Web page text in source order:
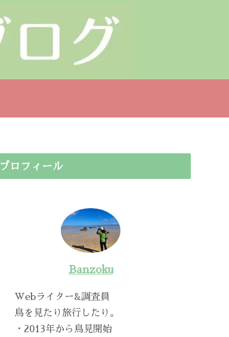
プロフィール
Banzoku
Webライター&調査員
鳥を見たり旅行したり。
・2013年から鳥見開始